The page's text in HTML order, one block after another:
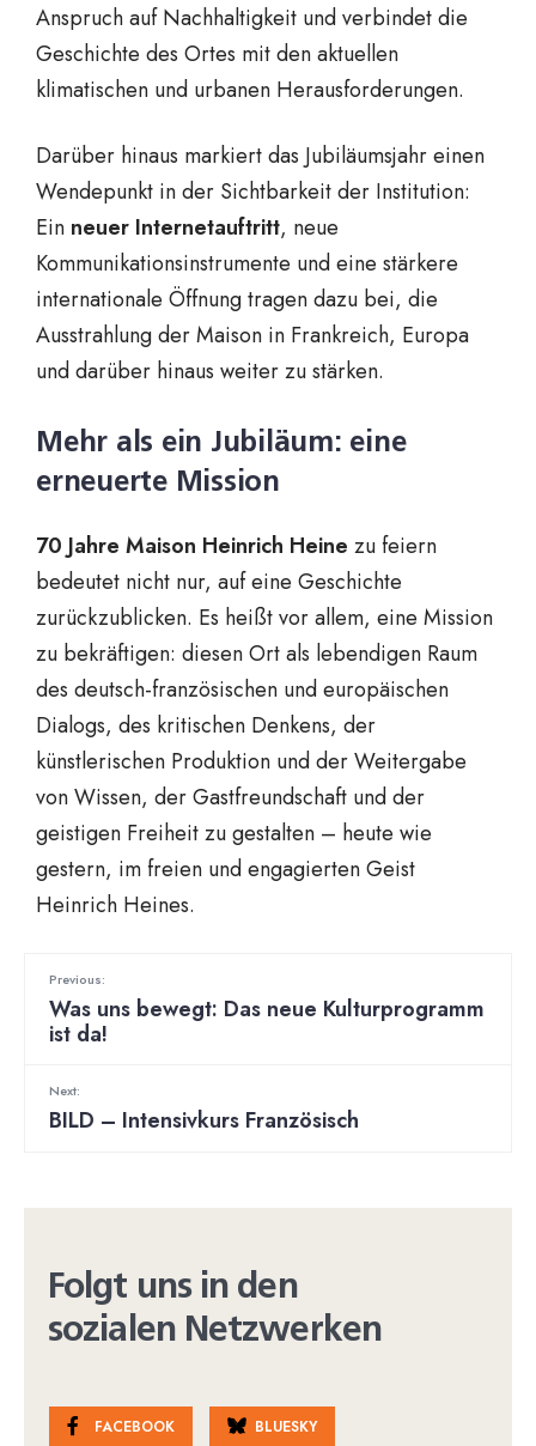
Anspruch auf Nachhaltigkeit und verbindet die
Geschichte des Ortes mit den aktuellen
klimatischen und urbanen Herausforderungen.
Darüber hinaus markiert das Jubiläumsjahr einen
Wendepunkt in der Sichtbarkeit der Institution:
Ein neuer Internetauftritt, neue
Kommunikationsinstrumente und eine stärkere
internationale Öffnung tragen dazu bei, die
Ausstrahlung der Maison in Frankreich, Europa
und darüber hinaus weiter zu stärken.
Mehr als ein Jubiläum: eine
erneuerte Mission
70 Jahre Maison Heinrich Heine zu feiern
bedeutet nicht nur, auf eine Geschichte
zurückzublicken. Es heißt vor allem, eine Mission
zu bekräftigen: diesen Ort als lebendigen Raum
des deutsch-französischen und europäischen
Dialogs, des kritischen Denkens, der
künstlerischen Produktion und der Weitergabe
von Wissen, der Gastfreundschaft und der
geistigen Freiheit zu gestalten – heute wie
gestern, im freien und engagierten Geist
Heinrich Heines.
Previous:
Was uns bewegt: Das neue Kulturprogramm
ist da!
Next:
BILD – Intensivkurs Französisch
Folgt uns in den
sozialen Netzwerken
FACEBOOK BLUESKY